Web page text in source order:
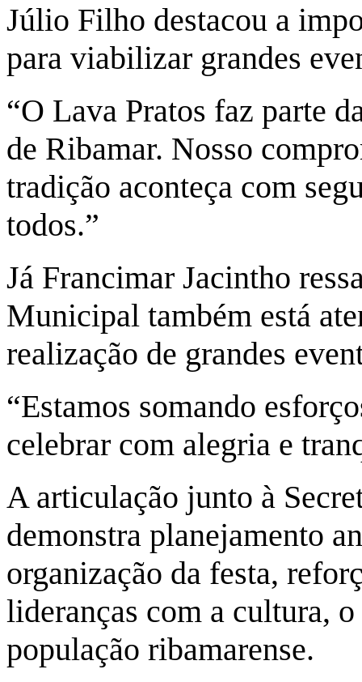
Júlio Filho destacou a
para viabilizar grandes
“O Lava Pratos faz parte
de Ribamar. Nosso
tradição aconteça com
todos.”
Já Francimar Jacintho
Municipal também está
realização de grandes
“Estamos somando
celebrar com alegria e
A articulação junto à
demonstra planejamento
organização da festa,
lideranças com a cultura,
população ribamarense.